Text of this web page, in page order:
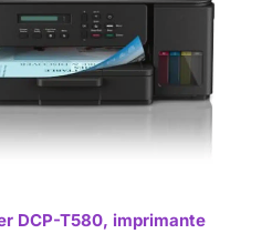
DCP-T580, imprimante